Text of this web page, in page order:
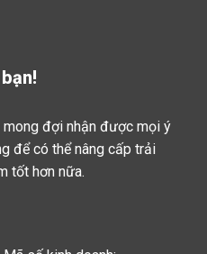
mong đợi nhận được mọi ý
để có thể nâng cấp trải
tốt hơn nữa.